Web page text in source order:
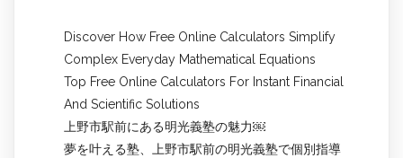
Discover How Free Online Calculators Simplify
Complex Everyday Mathematical Equations
Top Free Online Calculators For Instant Financial
And Scientific Solutions
上野市駅前にある明光義塾の魅力￼
夢を叶える塾、上野市駅前の明光義塾で個別指導